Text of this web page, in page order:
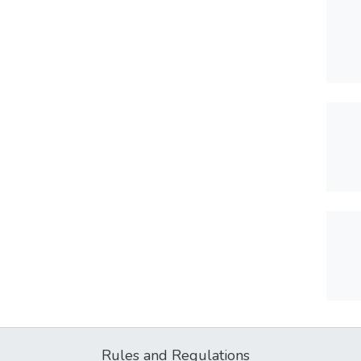
Rules and Regulations